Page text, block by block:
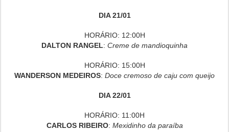
DIA 21/01
HORÁRIO: 12:00H
DALTON RANGEL: Creme de mandioquinha
HORÁRIO: 15:00H
WANDERSON MEDEIROS: Doce cremoso de caju com queijo
DIA 22/01
HORÁRIO: 11:00H
CARLOS RIBEIRO: Mexidinho da paraíba